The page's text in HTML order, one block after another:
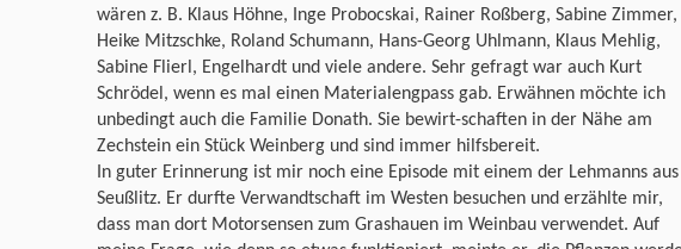
wären z. B. Klaus Höhne, Inge Probocskai, Rainer Roßberg, Sabine Zimmer,
Heike Mitzschke, Roland Schumann, Hans-Georg Uhlmann, Klaus Mehlig,
Sabine Flierl, Engelhardt und viele andere. Sehr gefragt war auch Kurt
Schrödel, wenn es mal einen Materialengpass gab. Erwähnen möchte ich
unbedingt auch die Familie Donath. Sie bewirt-schaften in der Nähe am
Zechstein ein Stück Weinberg und sind immer hilfsbereit.
In guter Erinnerung ist mir noch eine Episode mit einem der Lehmanns aus
Seußlitz. Er durfte Verwandtschaft im Westen besuchen und erzählte mir,
dass man dort Motorsensen zum Grashauen im Weinbau verwendet. Auf